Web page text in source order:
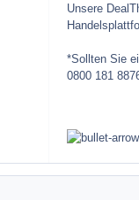
Unsere
*Sollten Sie
0800 181